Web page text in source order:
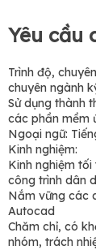
Yêu cầu
Trình độ,
chuyên ngành
Sử dụng thành
các phần mềm
Ngoại ngữ:
Kinh nghiệm:
Kinh nghiệm
công trình dân
Nắm vững các
Autocad
Chăm chỉ, có
nhóm, trách